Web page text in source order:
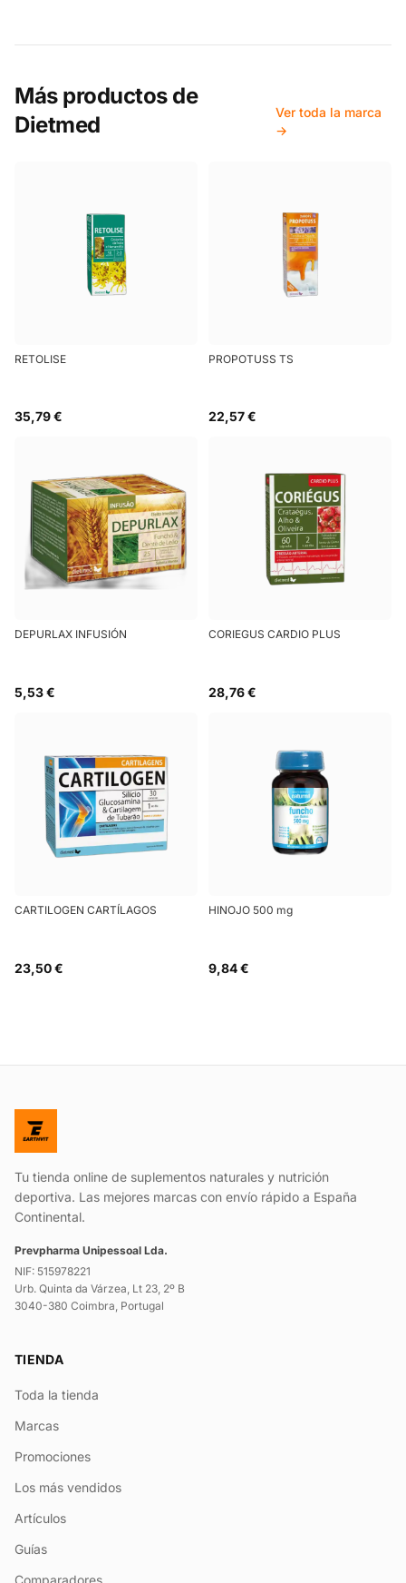
Más productos de
Dietmed
Ver toda la marca
→
RETOLISE
35,79 €
PROPOTUSS TS
22,57 €
DEPURLAX INFUSIÓN
5,53 €
CORIEGUS CARDIO PLUS
28,76 €
CARTILOGEN CARTÍLAGOS
23,50 €
HINOJO 500 mg
9,84 €
Tu tienda online de suplementos naturales y nutrición
deportiva. Las mejores marcas con envío rápido a España
Continental.
Prevpharma Unipessoal Lda.
NIF: 515978221
Urb. Quinta da Várzea, Lt 23, 2º B
3040-380 Coimbra, Portugal
TIENDA
Toda la tienda
Marcas
Promociones
Los más vendidos
Artículos
Guías
Comparadores